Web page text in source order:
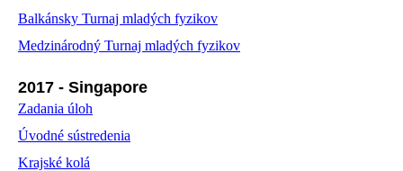
Balkánsky Turnaj mladých fyzikov
Medzinárodný Turnaj mladých fyzikov
2017 - Singapore
Zadania úloh
Úvodné sústredenia
Krajské kolá